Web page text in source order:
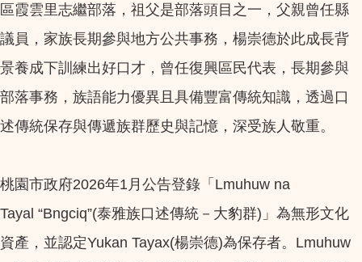
區霞雲里志繼部落，祖父是部落頭目之一，父親曾任縣
議員，家族長期參與地方公共事務，楊崇德於此成長背
景養成下訓練出好口才，曾任復興區民代表，長期參與
部落事務，族語能力優異且具備豐富傳統知識，透過口
述傳統保存與傳遞族群歷史與記憶，深受族人敬重。
桃園市政府2026年1月公告登錄「Lmuhuw na
Tayal “Bngciq”(泰雅族口述傳統－大豹群)」為無形文化
資產，並認定Yukan Tayax(楊崇德)為保存者。Lmuhuw